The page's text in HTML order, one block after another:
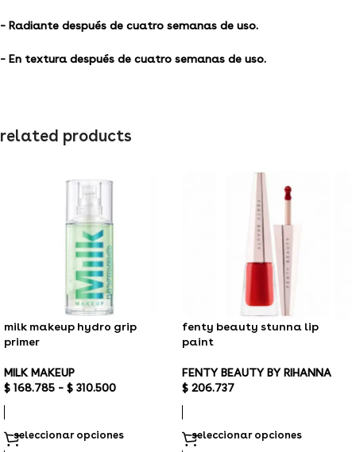
– Radiante después de cuatro semanas de uso.
– En textura después de cuatro semanas de uso.
related products
milk makeup hydro grip
primer
MILK MAKEUP
$ 168.785 – $ 310.500
seleccionar opciones
fenty beauty stunna lip
paint
FENTY BEAUTY BY RIHANNA
$ 206.737
seleccionar opciones